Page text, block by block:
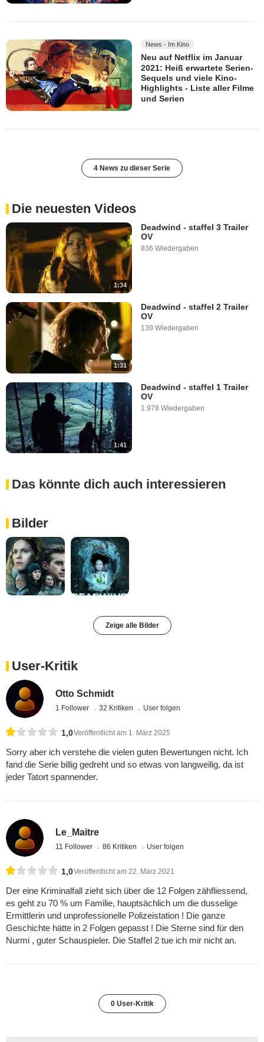
News - Im Kino
Neu auf Netflix im Januar
2021: Heiß erwartete Serien-
Sequels und viele Kino-
Highlights - Liste aller Filme
und Serien
4 News zu dieser Serie
Die neuesten Videos
1:34
Deadwind - staffel 3 Trailer
OV
836 Wiedergaben
1:31
Deadwind - staffel 2 Trailer
OV
139 Wiedergaben
1:41
Deadwind - staffel 1 Trailer
OV
1.978 Wiedergaben
Das könnte dich auch interessieren
Bilder
Zeige alle Bilder
User-Kritik
Otto Schmidt
1 Follower 32 Kritiken User folgen
1,0Veröffentlicht am 1. März 2025
Sorry aber ich verstehe die vielen guten Bewertungen nicht. Ich
fand die Serie billig gedreht und so etwas von langweilig, da ist
jeder Tatort spannender.
Le_Maitre
11 Follower 86 Kritiken User folgen
1,0Veröffentlicht am 22. März 2021
Der eine Kriminalfall zieht sich über die 12 Folgen zähfliessend,
es geht zu 70 % um Familie, hauptsächlich um die dusselige
Ermittlerin und unprofessionelle Polizeistation ! Die ganze
Geschichte hätte in 2 Folgen gepasst ! Die Sterne sind für den
Nurmi , guter Schauspieler. Die Staffel 2 tue ich mir nicht an.
0 User-Kritik